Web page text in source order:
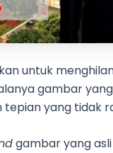
untuk
gambar
tepian yang tidak
gambar yang